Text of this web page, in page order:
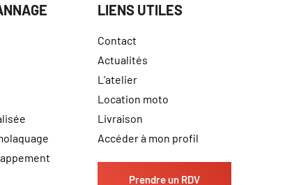
LIENS UTILES
Contact
Actualités
L’atelier
Location moto
Livraison
Accéder à mon profil
Prendre un RDV